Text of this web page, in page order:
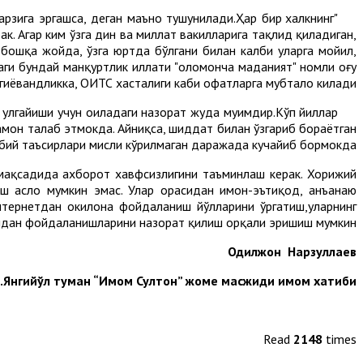
эргашса, деган маъно тушунилади.Ҳар бир халкнинг
ким ўзга дин ва миллат вакилларига тақлид қиладиган,
жойда, ўзга юртда бўлгани билан калби уларга мойил,
бундай манқуртлик иллати "оломонча маданият" номли оғу
ОИТС хасталиги каби офатларга мубтало килади.
учун оиладаги назорат жуда муҳимдир.Кўп йиллар
талаб этмокда. Айниқса, шиддат билан ўзгариб бораётган
таъсирлари мисли кўрилмаган даражада кучайиб бормокда.
ахборот хавфсизлигини таъминлаш керак. Хорижий
асло мумкин эмас. Улар орасидан имон-эътиқод, анъанаю
окилона фойдаланиш йўлларини ўргатиш,уларнинг
фойдаланишларини назорат қилиш орқали эришиш мумкин.
Одилжон Нарзуллаев
Янгийўл туман “Имом Султон” жоме масжиди имом хатиби.
Read 2148 times